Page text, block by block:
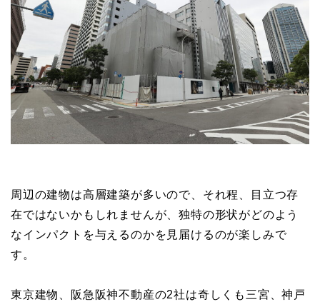
周辺の建物は高層建築が多いので、それ程、目立つ存
在ではないかもしれませんが、独特の形状がどのよう
なインパクトを与えるのかを見届けるのが楽しみで
す。
東京建物、阪急阪神不動産の2社は奇しくも三宮、神戸